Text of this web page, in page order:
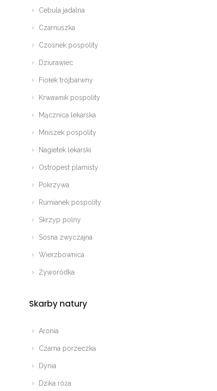
Cebula jadalna
Czarnuszka
Czosnek pospolity
Dziurawiec
Fiołek trójbarwny
Krwawnik pospolity
Mącznica lekarska
Mniszek pospolity
Nagietek lekarski
Ostropest plamisty
Pokrzywa
Rumianek pospolity
Skrzyp polny
Sosna zwyczajna
Wierzbownica
Żyworódka
Skarby natury
Aronia
Czarna porzeczka
Dynia
Dzika róża